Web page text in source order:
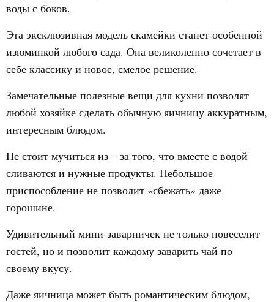
воды с боков.
Эта эксклюзивная модель скамейки станет особенной
изюминкой любого сада. Она великолепно сочетает в
себе классику и новое, смелое решение.
Замечательные полезные вещи для кухни позволят
любой хозяйке сделать обычную яичницу аккуратным,
интересным блюдом.
Не стоит мучиться из – за того, что вместе с водой
сливаются и нужные продукты. Небольшое
приспособление не позволит «сбежать» даже
горошине.
Удивительный мини-заварничек не только повеселит
гостей, но и позволит каждому заварить чай по
своему вкусу.
Даже яичница может быть романтическим блюдом,